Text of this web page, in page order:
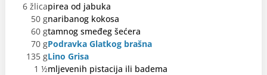
6 žlicapirea od jabuka
50 gnaribanog kokosa
60 gtamnog smeđeg šećera
70 gPodravka Glatkog brašna
135 gLino Grisa
1 ½mljevenih pistacija ili badema